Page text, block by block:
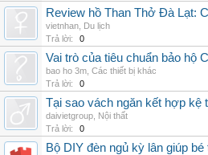
Review hồ Than Thở Đà Lạt:
vietnhan Du lịch
Trả lời:
0
Vai trò của tiêu chuẩn bảo hộ
bao ho 3m Các thiết bị khác
Trả lời:
0
Tại sao vách ngăn kết hợp kệ
daivietgroup Nội thất
Trả lời:
0
Bộ DIY đèn ngủ kỳ lân giúp